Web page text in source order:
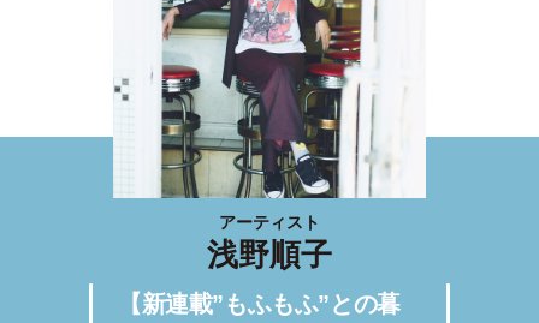
アーティスト
浅野順子
【新連載”もふもふ”との暮